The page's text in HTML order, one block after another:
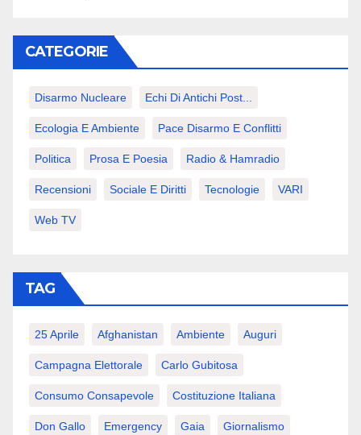
CATEGORIE
Disarmo Nucleare Echi Di Antichi Post...
Ecologia E Ambiente Pace Disarmo E Conflitti
Politica Prosa E Poesia Radio & Hamradio
Recensioni Sociale E Diritti Tecnologie VARI
Web TV
TAG
25 Aprile Afghanistan Ambiente Auguri
Campagna Elettorale Carlo Gubitosa
Consumo Consapevole Costituzione Italiana
Don Gallo Emergency Gaia Giornalismo